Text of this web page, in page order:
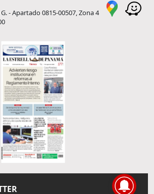
- Apartado 0815-00507, Zona 4